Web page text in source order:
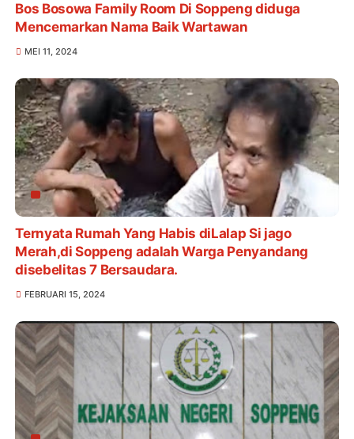
Bos Bosowa Family Room Di Soppeng diduga
Mencemarkan Nama Baik Wartawan
MEI 11, 2024
Ternyata Rumah Yang Habis diLalap Si jago
Merah,di Soppeng adalah Warga Penyandang
disebelitas 7 Bersaudara.
FEBRUARI 15, 2024